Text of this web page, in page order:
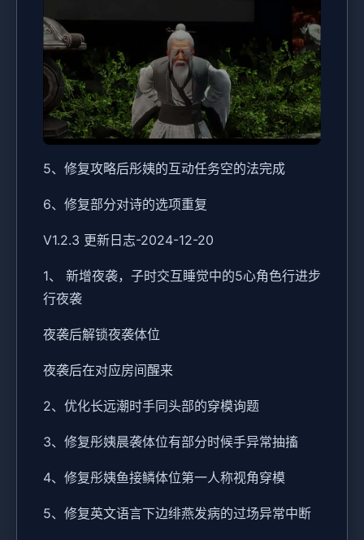
5、修复攻略后彤姨的互动任务空的法完成
6、修复部分对诗的选项重复
V1.2.3 更新日志-2024-12-20
1、 新增夜袭，子时交互睡觉中的5心角色行进步
行夜袭
夜袭后解锁夜袭体位
夜袭后在对应房间醒来
2、优化长远潮时手同头部的穿模询题
3、修复彤姨晨袭体位有部分时候手异常抽搐
4、修复彤姨鱼接鳞体位第一人称视角穿模
5、修复英文语言下边绯燕发病的过场异常中断